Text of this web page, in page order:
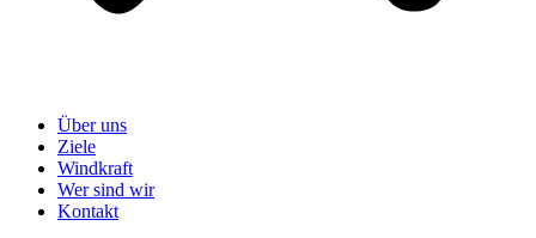
Über uns
Ziele
Windkraft
Wer sind wir
Kontakt